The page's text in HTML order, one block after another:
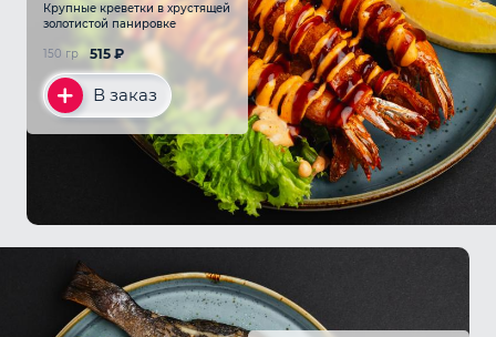
Крупные креветки в хрустящей
золотистой панировке
515 ₽
150 гр
В заказ